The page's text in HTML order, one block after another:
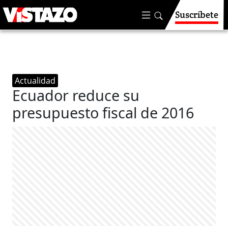
Suscríbete
Actualidad
Ecuador reduce su
presupuesto fiscal de 2016